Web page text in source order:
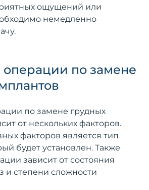
ощущений или
немедленно
операции по замене
по замене грудных
от нескольких факторов.
факторов является тип
будет установлен. Также
зависит от состояния
и степени сложности